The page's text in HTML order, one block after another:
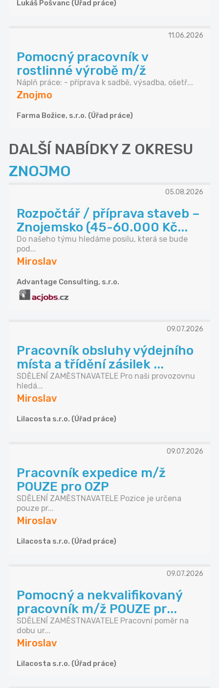
Lukáš Pošvanc (Úřad práce)
11.06.2026
Pomocný pracovník v
rostlinné výrobě m/ž
Náplň práce: - příprava k sadbě, výsadba, ošetř...
Znojmo
Farma Božice, s.r.o. (Úřad práce)
DALŠÍ NABÍDKY Z OKRESU
ZNOJMO
05.08.2026
Rozpočtář / příprava staveb –
Znojemsko (45-60.000 Kč...
Do našeho týmu hledáme posilu, která se bude
pod...
Miroslav
Advantage Consulting, s.r.o.
09.07.2026
Pracovník obsluhy výdejního
místa a třídění zásilek ...
SDĚLENÍ ZAMĚSTNAVATELE Pro naši provozovnu
hledá...
Miroslav
Lilacosta s.r.o. (Úřad práce)
09.07.2026
Pracovník expedice m/ž
POUZE pro OZP
SDĚLENÍ ZAMĚSTNAVATELE Pozice je určena
pouze pr...
Miroslav
Lilacosta s.r.o. (Úřad práce)
09.07.2026
Pomocný a nekvalifikovaný
pracovník m/ž POUZE pr...
SDĚLENÍ ZAMĚSTNAVATELE Pracovní poměr na
dobu ur...
Miroslav
Lilacosta s.r.o. (Úřad práce)